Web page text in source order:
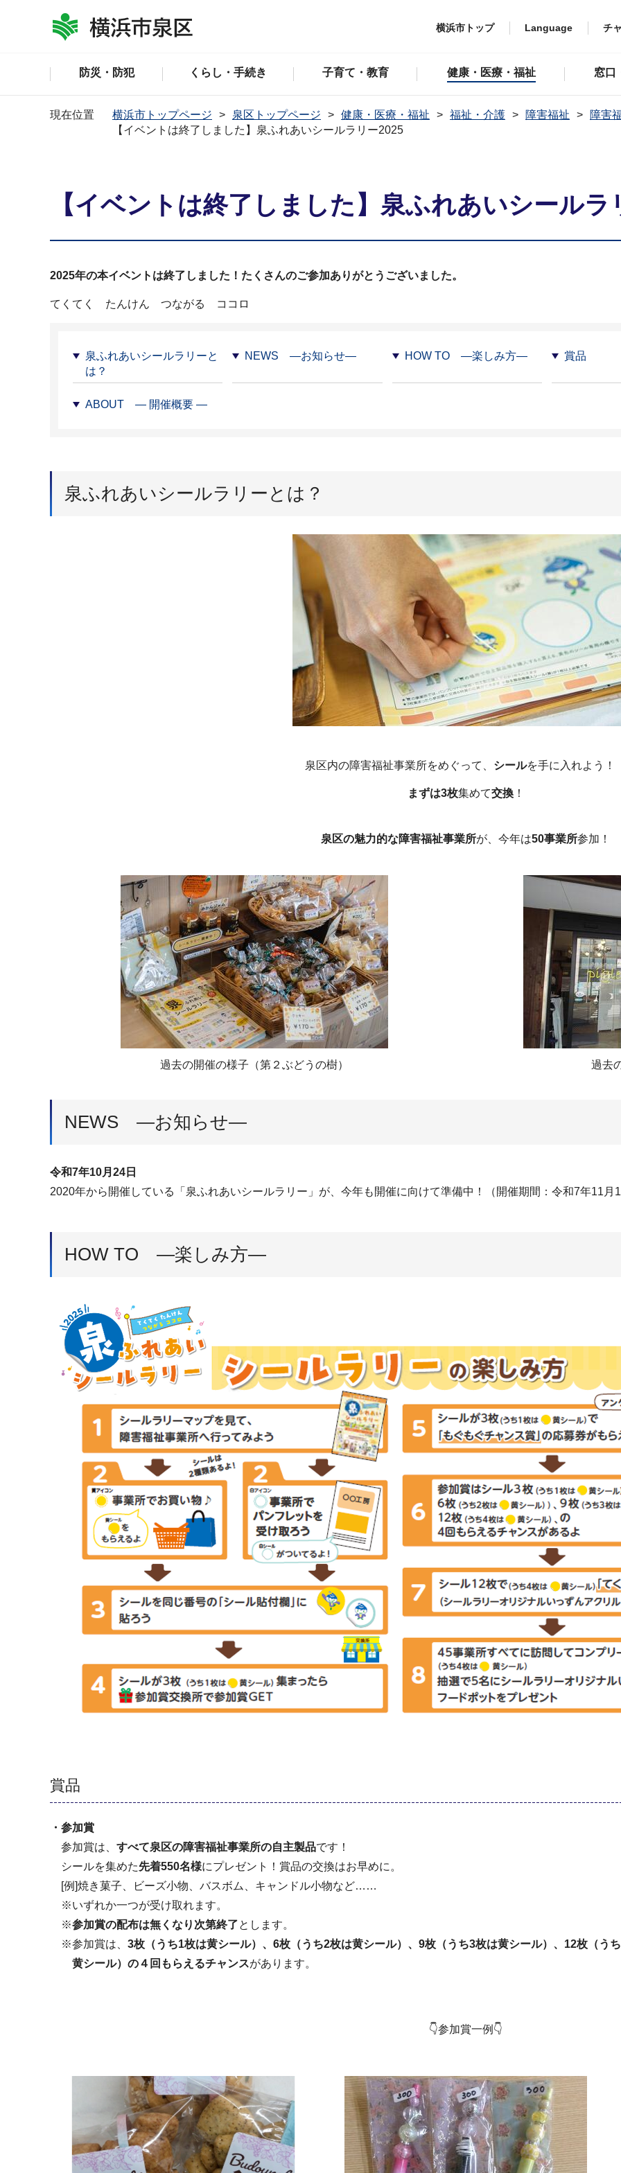
横浜市トップ Language チ
防災・防犯 くらし・手続き 子育て・教育 健康・医療・福祉 窓口
現在位置 横浜市トップページ 泉区トップページ 健康・医療・福祉 福祉・介護 障害福祉
障害
【イベントは終了しました】泉ふれあいシールラリー2025
【イベントは終了しました】泉ふれあいシールラ
2025年の本イベントは終了しました！たくさんのご参加ありがとうございました。
てくてく たんけん つながる ココロ
泉ふれあいシールラリーと
は？
NEWS ―お知らせ― HOW TO ―楽しみ方― 賞品
ABOUT ― 開催概要 ―
泉ふれあいシールラリーとは？
泉区内の障害福祉事業所をめぐって、 シールを手に入れよう
まずは3枚集めて交換！
泉区の魅力的な障害福祉事業所が、今年は50事業所参加！
過去の開催の様子（第２ぶどうの樹） 過去
NEWS ―お知らせ―
令和7年10月24日
2020年から開催している「泉ふれあいシールラリー」が、今年も開催に向けて準備中！（開催期間：令和7年11
HOW TO ―楽しみ方―
賞品
・参加賞
参加賞は、 すべて泉区の障害福祉事業所の自主製品です！
シールを集めた先着550名様にプレゼント！賞品の交換はお早めに。
[例]焼き菓子、ビーズ小物、バスボム、キャンドル小物など……
※いずれか一つが受け取れます。
※参加賞の配布は無くなり次第終了とします。
※参加賞は、 3枚（うち1枚は黄シール）、6枚（うち2枚は黄シール）、9枚（うち3枚は黄シール）、12枚（う
黄シール）の４回もらえるチャンスがあります。
👇参加賞一例👇